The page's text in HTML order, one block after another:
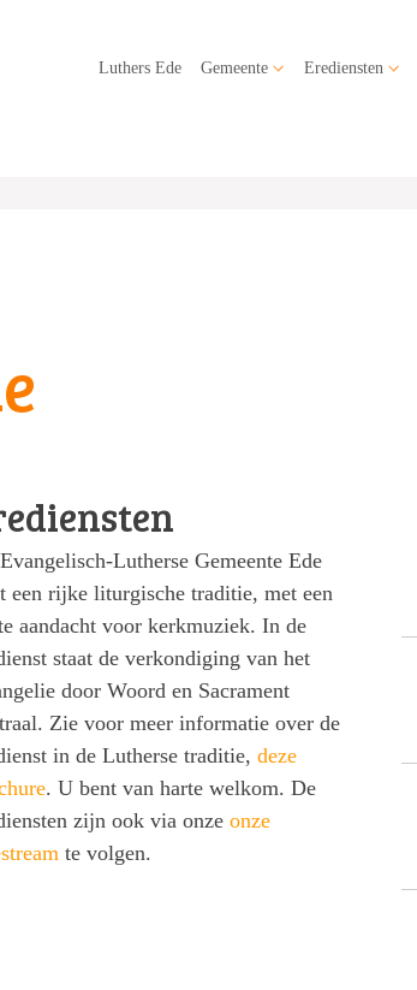
Luthers Ede Gemeente Erediensten
Lutherse Gemeente Ede
een rijke liturgische traditie, met een
aandacht voor kerkmuziek. In de
staat de verkondiging van het
door Woord en Sacrament
Zie voor meer informatie over de
in de Lutherse traditie, deze
. U bent van harte welkom. De
zijn ook via onze onze
te volgen.